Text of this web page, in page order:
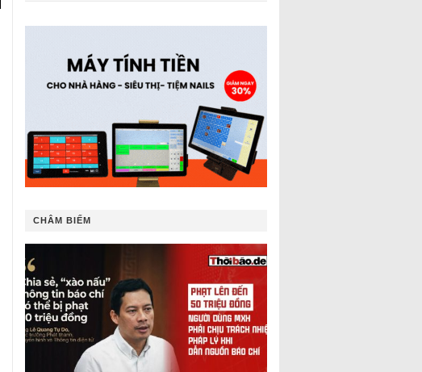
CHÂM BIẾM